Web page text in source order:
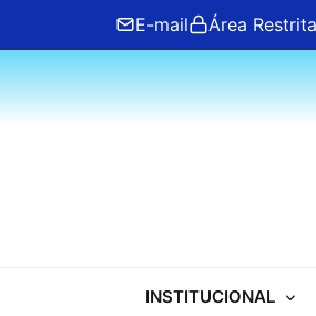
content
E-mail Área Restrita
ANFIP
INSTITUCIONAL